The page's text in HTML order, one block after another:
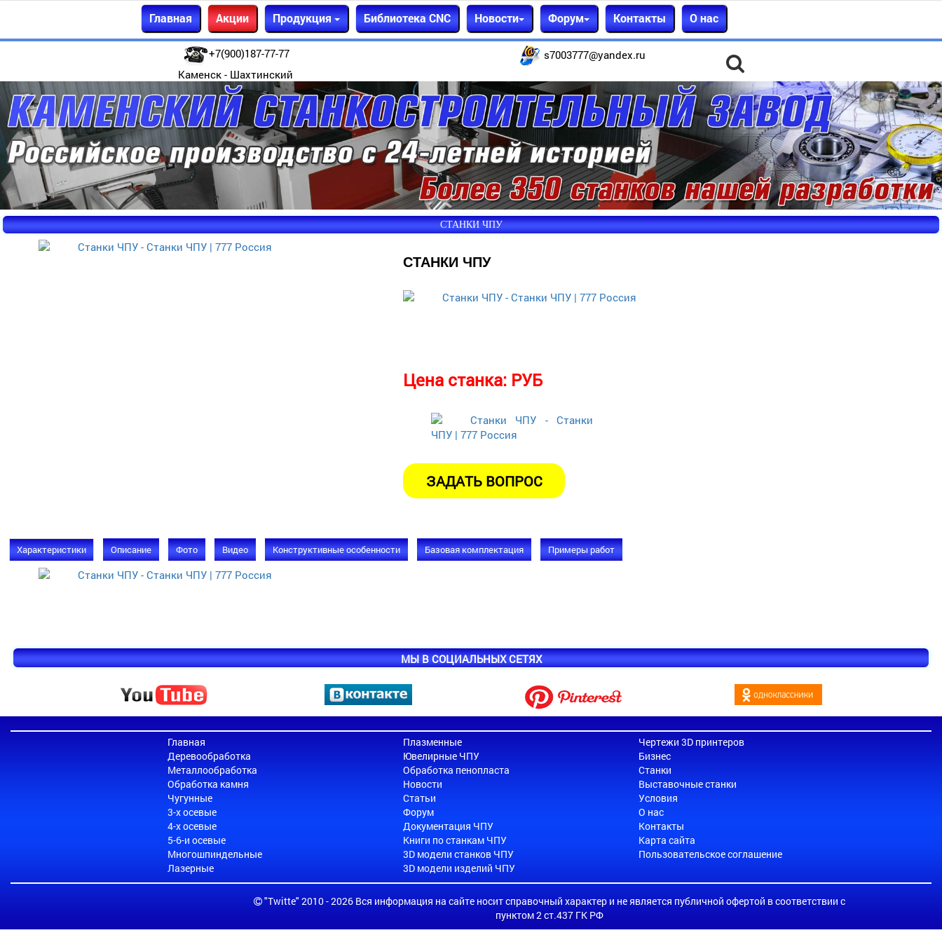
Главная Акции Продукция Библиотека CNC Новости Форум Контакты О нас
+7(900)187-77-77
Каменск - Шахтинский
s7003777@yandex.ru
СТАНКИ ЧПУ
СТАНКИ ЧПУ
Цена станка: РУБ
Характеристики Описание Фото Видео Конструктивные особенности Базовая комплектация Примеры работ
МЫ В СОЦИАЛЬНЫХ СЕТЯХ
Главная Плазменные
Чертежи 3D принтеров
Деревообработка
Ювелирные ЧПУ
Бизнес
Металлообработка
Обработка пенопласта
Станки
Обработка камня
Новости
Выставочные станки
Чугунные
Статьи
Условия
3-х осевые
Форум
О нас
4-х осевые
Документация ЧПУ
Контакты
5-6-и осевые
Книги по станкам ЧПУ
Карта сайта
Многошпиндельные
3D модели станков ЧПУ
Пользовательское соглашение
Лазерные
3D модели изделий ЧПУ
"Twitte" 2010 - 2026 Вся информация на сайте носит справочный характер и не является публичной офертой в соответствии с
пунктом 2 ст.437 ГК РФ